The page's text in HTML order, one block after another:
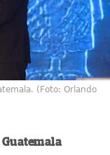
(Foto: Orlando